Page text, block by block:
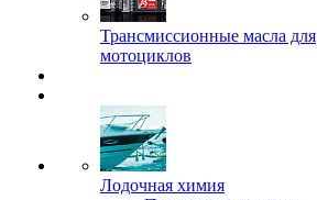
Трансмиссионные масла для
мотоциклов
Лодочная химия